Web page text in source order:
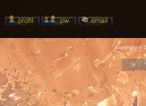
Copyright ©